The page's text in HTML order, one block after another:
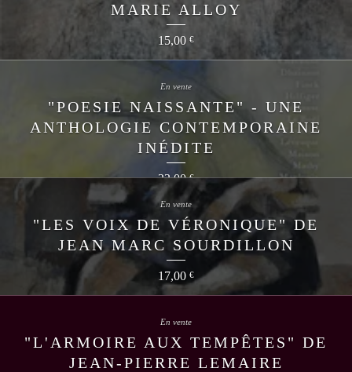
MARIE ALLOY
15,00 €
"POESIE NAISSANTE" - UNE
ANTHOLOGIE CONTEMPORAINE
INÉDITE
23,00€
En vente
"LES VOIX DE VÉRONIQUE" DE
JEAN MARC SOURDILLON
17,00 €
En vente
"L'ARMOIRE AUX TEMPÊTES" DE
JEAN-PIERRE LEMAIRE
En vente